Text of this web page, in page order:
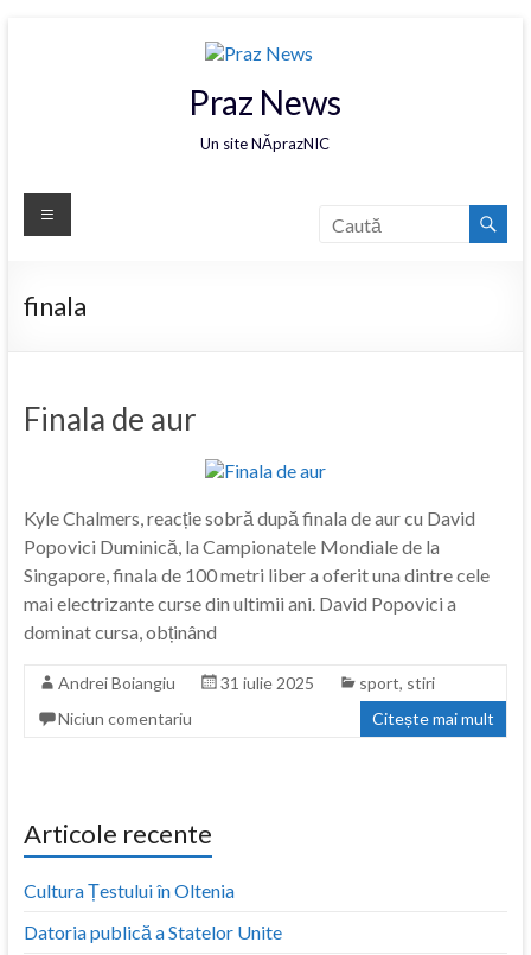
Praz News
Un site NĂprazNIC
finala
Finala de aur
Kyle Chalmers, reacție sobră după finala de aur cu David
Popovici Duminică, la Campionatele Mondiale de la
Singapore, finala de 100 metri liber a oferit una dintre cele
mai electrizante curse din ultimii ani. David Popovici a
dominat cursa, obținând
Andrei Boiangiu 31 iulie 2025 sport, stiri
Niciun comentariu
Citește mai mult
Articole recente
Cultura Țestului în Oltenia
Datoria publică a Statelor Unite